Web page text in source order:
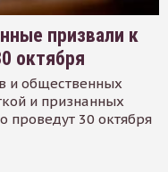
призвали к
октября
и общественных
и признанных
проведут 30 октября